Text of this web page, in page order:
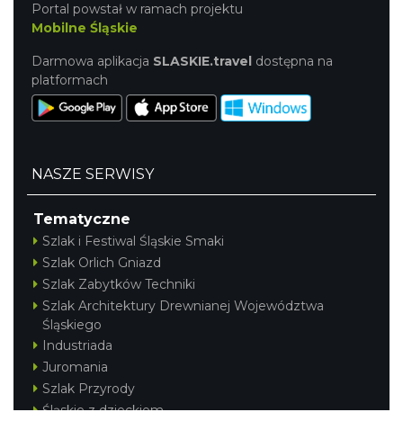
Portal powstał w ramach projektu
Mobilne Śląskie
Darmowa aplikacja SLASKIE.travel dostępna na
platformach
NASZE SERWISY
Tematyczne
Szlak i Festiwal Śląskie Smaki
Szlak Orlich Gniazd
Szlak Zabytków Techniki
Szlak Architektury Drewnianej Województwa
Śląskiego
Industriada
Juromania
Szlak Przyrody
Śląskie z dzieckiem